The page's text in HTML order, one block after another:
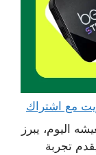
اليوم، يبرز
تجربة